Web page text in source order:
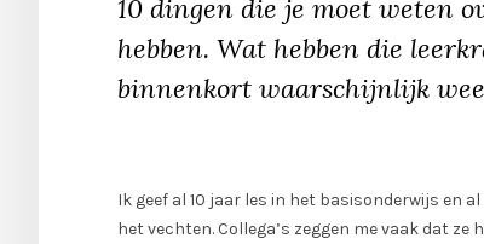
10 dingen die je moet weten
hebben. Wat hebben die
binnenkort waarschijnlijk
Ik geef al 10 jaar les in het basisonderwijs en
het vechten. Collega’s zeggen me vaak dat